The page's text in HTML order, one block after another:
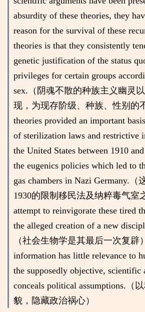
absurdity of these theories, they
reason for the survival of these
theories is that they consistently
genetic justification of the status
privileges for certain groups
sex.（阴魂不散的种族主义幽灵
现，为现存阶级、种族、性别的
theories provided an important
of sterilization laws and restrictive
the United States between 1910
the eugenics policies which led to
gas chambers in Nazi Germany.（
1930的限制移民法及纳粹毒气室
attempt to reinvigorate these tired
the alleged creation of a new
（社会生物学是其最后一次复辟
information has little relevance to
the supposedly objective, scientific
conceals political assumptions.（
貌，隐藏政治祸心）